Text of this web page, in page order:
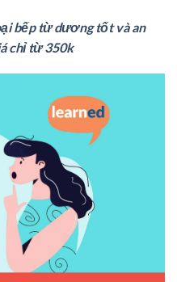
bếp từ dương tốt và an
chỉ từ 350k